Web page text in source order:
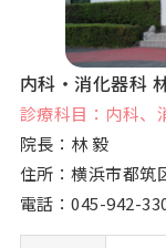
内科・消化器科
診療科目：内科、
院長：林 毅
住所：横浜市都筑
電話：045-942-